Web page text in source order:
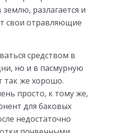
разлагается и
свои отравляющие
средством в
но и в пасмурную
так же хорошо.
просто, к тому же,
для баковых
недостаточно